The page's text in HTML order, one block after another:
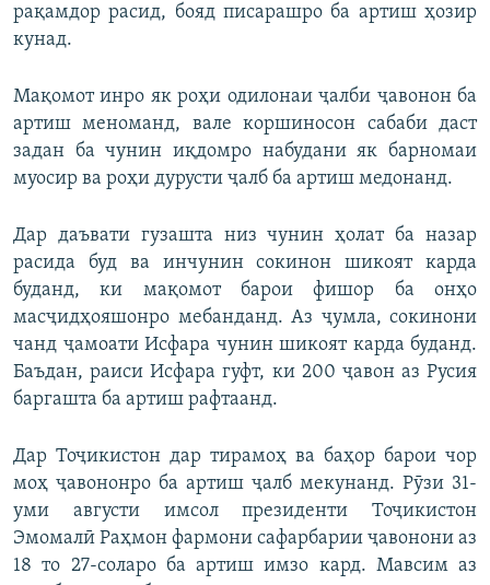
рақамдор расид, бояд писарашро ба артиш ҳозир
кунад.
Мақомот инро як роҳи одилонаи ҷалби ҷавонон ба
артиш меноманд, вале коршиносон сабаби даст
задан ба чунин иқдомро набудани як барномаи
муосир ва роҳи дурусти ҷалб ба артиш медонанд.
Дар даъвати гузашта низ чунин ҳолат ба назар
расида буд ва инчунин сокинон шикоят карда
буданд, ки мақомот барои фишор ба онҳо
масҷидҳояшонро мебанданд. Аз ҷумла, сокинони
чанд ҷамоати Исфара чунин шикоят карда буданд.
Баъдан, раиси Исфара гуфт, ки 200 ҷавон аз Русия
баргашта ба артиш рафтаанд.
Дар Тоҷикистон дар тирамоҳ ва баҳор барои чор
моҳ ҷавононро ба артиш ҷалб мекунанд. Рӯзи 31-
уми августи имсол президенти Тоҷикистон
Эмомалӣ Раҳмон фармони сафарбарии ҷавонони аз
18 то 27-соларо ба артиш имзо кард. Мавсим аз